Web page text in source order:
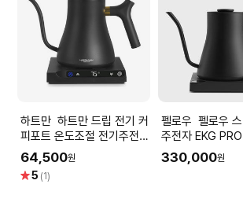
하트만 하트만 드립 전기 커
피포트 온도조절 전기주전자
미니 티포트
64,500원
별5 (1)
펠로우 펠로우 스태그 전기
주전자 EKG
매트 블랙
330,000원